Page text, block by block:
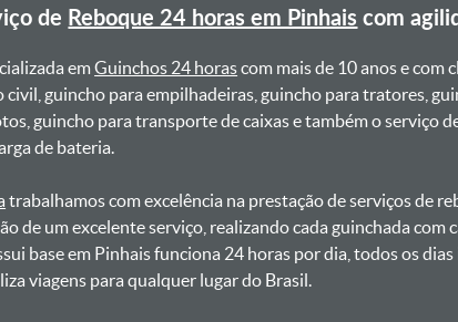
de Reboque 24 horas em Pinhais com
emGuinchos 24 horascom mais de 10 anos e com
guincho para empilhadeiras, guincho para tratores,
guincho para transporte de caixas e também o serviço
de bateria. ㅤㅤ
trabalhamos com excelência na prestação de serviços de
de um excelente serviço, realizando cada guinchada
base em Pinhais funciona 24 horas por dia, todos os
viagens para qualquer lugar do Brasil.